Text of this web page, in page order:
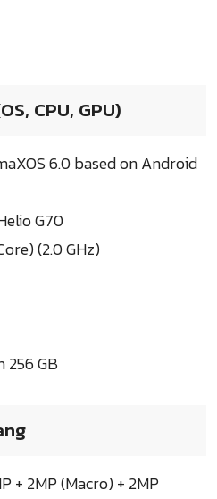
CPU, GPU)
6.0 based on Android
G70
(2.0 GHz)
256 GB
+ 2MP (Macro) + 2MP